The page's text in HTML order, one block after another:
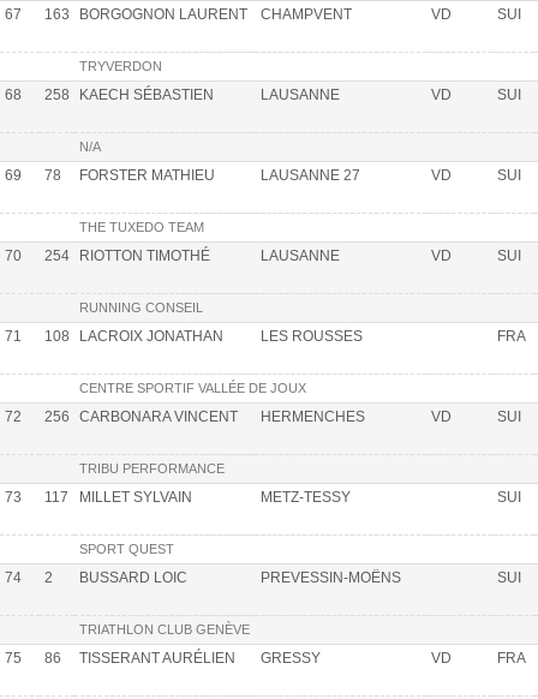
67 163 BORGOGNON LAURENT CHAMPVENT VD SUI
TRYVERDON
68 258 KAECH SÉBASTIEN LAUSANNE VD SUI
N/A
69 78 FORSTER MATHIEU LAUSANNE 27 VD SUI
THE TUXEDO TEAM
70 254 RIOTTON TIMOTHÉ LAUSANNE VD SUI
RUNNING CONSEIL
71 108 LACROIX JONATHAN LES ROUSSES FRA
CENTRE SPORTIF VALLÉE DE JOUX
72 256 CARBONARA VINCENT HERMENCHES VD SUI
TRIBU PERFORMANCE
73 117 MILLET SYLVAIN METZ-TESSY SUI
SPORT QUEST
74 2 BUSSARD LOIC PREVESSIN-MOËNS SUI
TRIATHLON CLUB GENÈVE
75 86 TISSERANT AURÉLIEN GRESSY VD FRA